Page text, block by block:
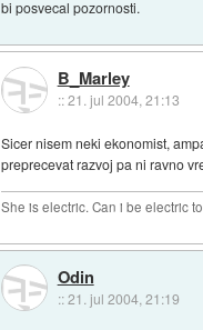
bi posvecal pozornosti.
B_Marley
::21. jul 2004, 21:13
Sicer nisem neki ekonomist,
preprecevat razvoj pa ni ravno
She is electric. Can i be electric
Odin
::21. jul 2004, 21:19